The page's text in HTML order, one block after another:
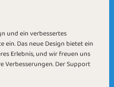
und ein verbessertes
ein. Das neue Design bietet ein
Erlebnis, und wir freuen uns
Verbesserungen. Der Support